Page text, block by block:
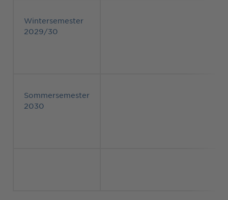
Wintersemester
2029/30
Sommersemester
2030